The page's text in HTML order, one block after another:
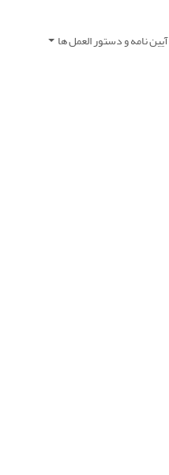
آیین نامه و دستور العمل ها